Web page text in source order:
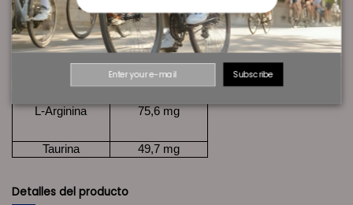
L-Leucina 151,2 mg
75,6 mg
L-Arginina 75,6 mg
Taurina 49,7 mg
Detalles del producto
Subscribe